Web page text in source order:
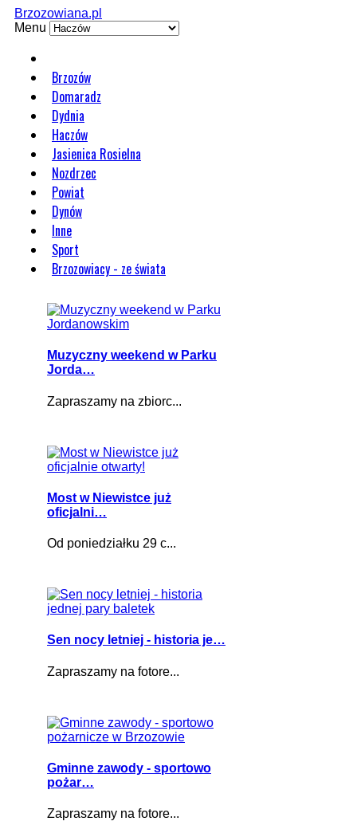
Brzozowiana.pl
Menu
Brzozów
Domaradz
Dydnia
Haczów
Jasienica Rosielna
Nozdrzec
Powiat
Dynów
Inne
Sport
Brzozowiacy - ze świata
Muzyczny weekend w Parku
Jorda…
Zapraszamy na zbiorc...
Most w Niewistce już
oficjalni…
Od poniedziałku 29 c...
Sen nocy letniej - historia je…
Zapraszamy na fotore...
Gminne zawody - sportowo
pożar…
Zapraszamy na fotore...